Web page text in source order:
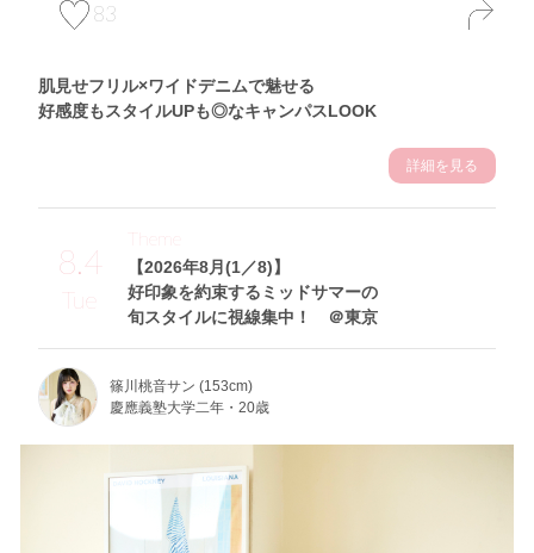
83
肌見せフリル×ワイドデニムで魅せる
好感度もスタイルUPも◎なキャンパスLOOK
詳細を見る
8.4
Tue
【2026年8月(1／8)】
好印象を約束するミッドサマーの
旬スタイルに視線集中！ ＠東京
Theme
篠川桃音サン (153cm)
慶應義塾大学二年・20歳